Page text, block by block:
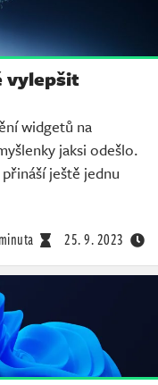
vylepšit
widgetů na
jaksi odešlo.
ještě jednu
25. 9. 2023